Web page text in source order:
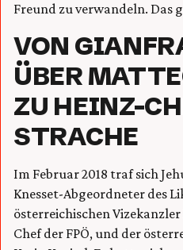
Freund zu verwandeln. Das
VON
ÜBER
ZU HEINZ-
STRACHE
Im Februar 2018 traf sich
Knesset-Abgeordneter des
österreichischen
Chef der FPÖ, und der